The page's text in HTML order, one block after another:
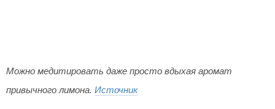
Можно медитировать даже просто вдыхая аромат
привычного лимона. Источник